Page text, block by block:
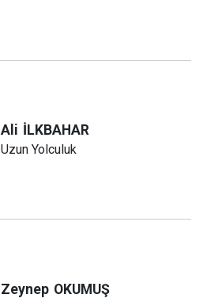
Ali İLKBAHAR
Uzun Yolculuk
Zeynep OKUMUŞ